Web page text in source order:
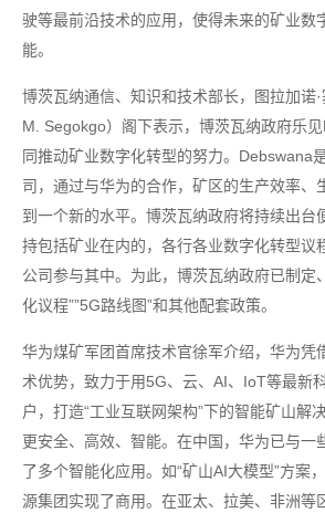
驶等最前沿技术的应用，使得未来的矿业数
能。
博茨瓦纳通信、知识和技术部长，图拉加诺
M. Segokgo）阁下表示，博茨瓦纳政府乐
同推动矿业数字化转型的努力。Debswana
司，通过与华为的合作，矿区的生产效率、
到一个新的水平。博茨瓦纳政府将持续出台
持包括矿业在内的，各行各业数字化转型议
公司参与其中。为此，博茨瓦纳政府已制定
化议程””5G路线图”和其他配套政策。
华为煤矿军团首席技术官徐军介绍，华为凭
术优势，致力于用5G、云、AI、IoT等最新
户，打造“工业互联网架构”下的智能矿山解
更安全、高效、智能。在中国，华为已与一
了多个智能化应用。如“矿山AI大模型”方案
源集团实现了商用。在亚太、拉美、非洲等